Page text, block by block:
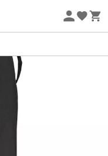
vanaf 2 producten* met